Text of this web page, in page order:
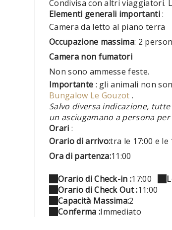
Condivisa con altri viaggiatori.
Elementi generali importanti:
Camera da letto al piano terra
Occupazione massima: 2
Camera non fumatori
Non sono ammesse feste.
Importante : gli animali non
Bungalow Le Gouzot .
Salvo diversa indicazione,
un asciugamano a persona
Orari :
Orario di arrivo:tra le 17:00 e le
Ora di partenza:11:00
Orario di Check-in :17:00
Orario di Check Out :11:00
Capacità Massima:2
Conferma :Immediato